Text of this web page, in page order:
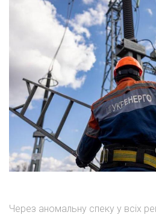
Через аномальну спеку у всіх